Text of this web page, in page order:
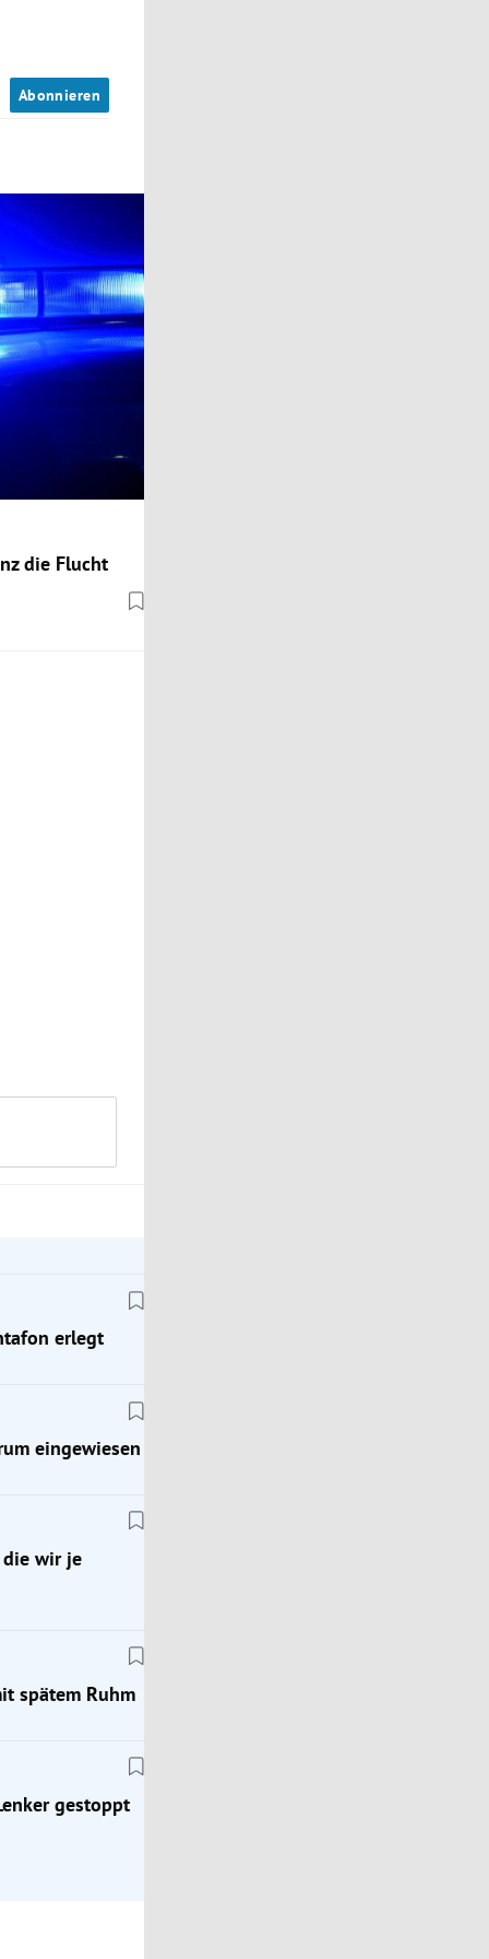
Abonnieren
die Flucht
Bregenz
möglicherweise weitere Waffe
erlegt
eingewiesen
die wir je
spätem Ruhm
gestoppt